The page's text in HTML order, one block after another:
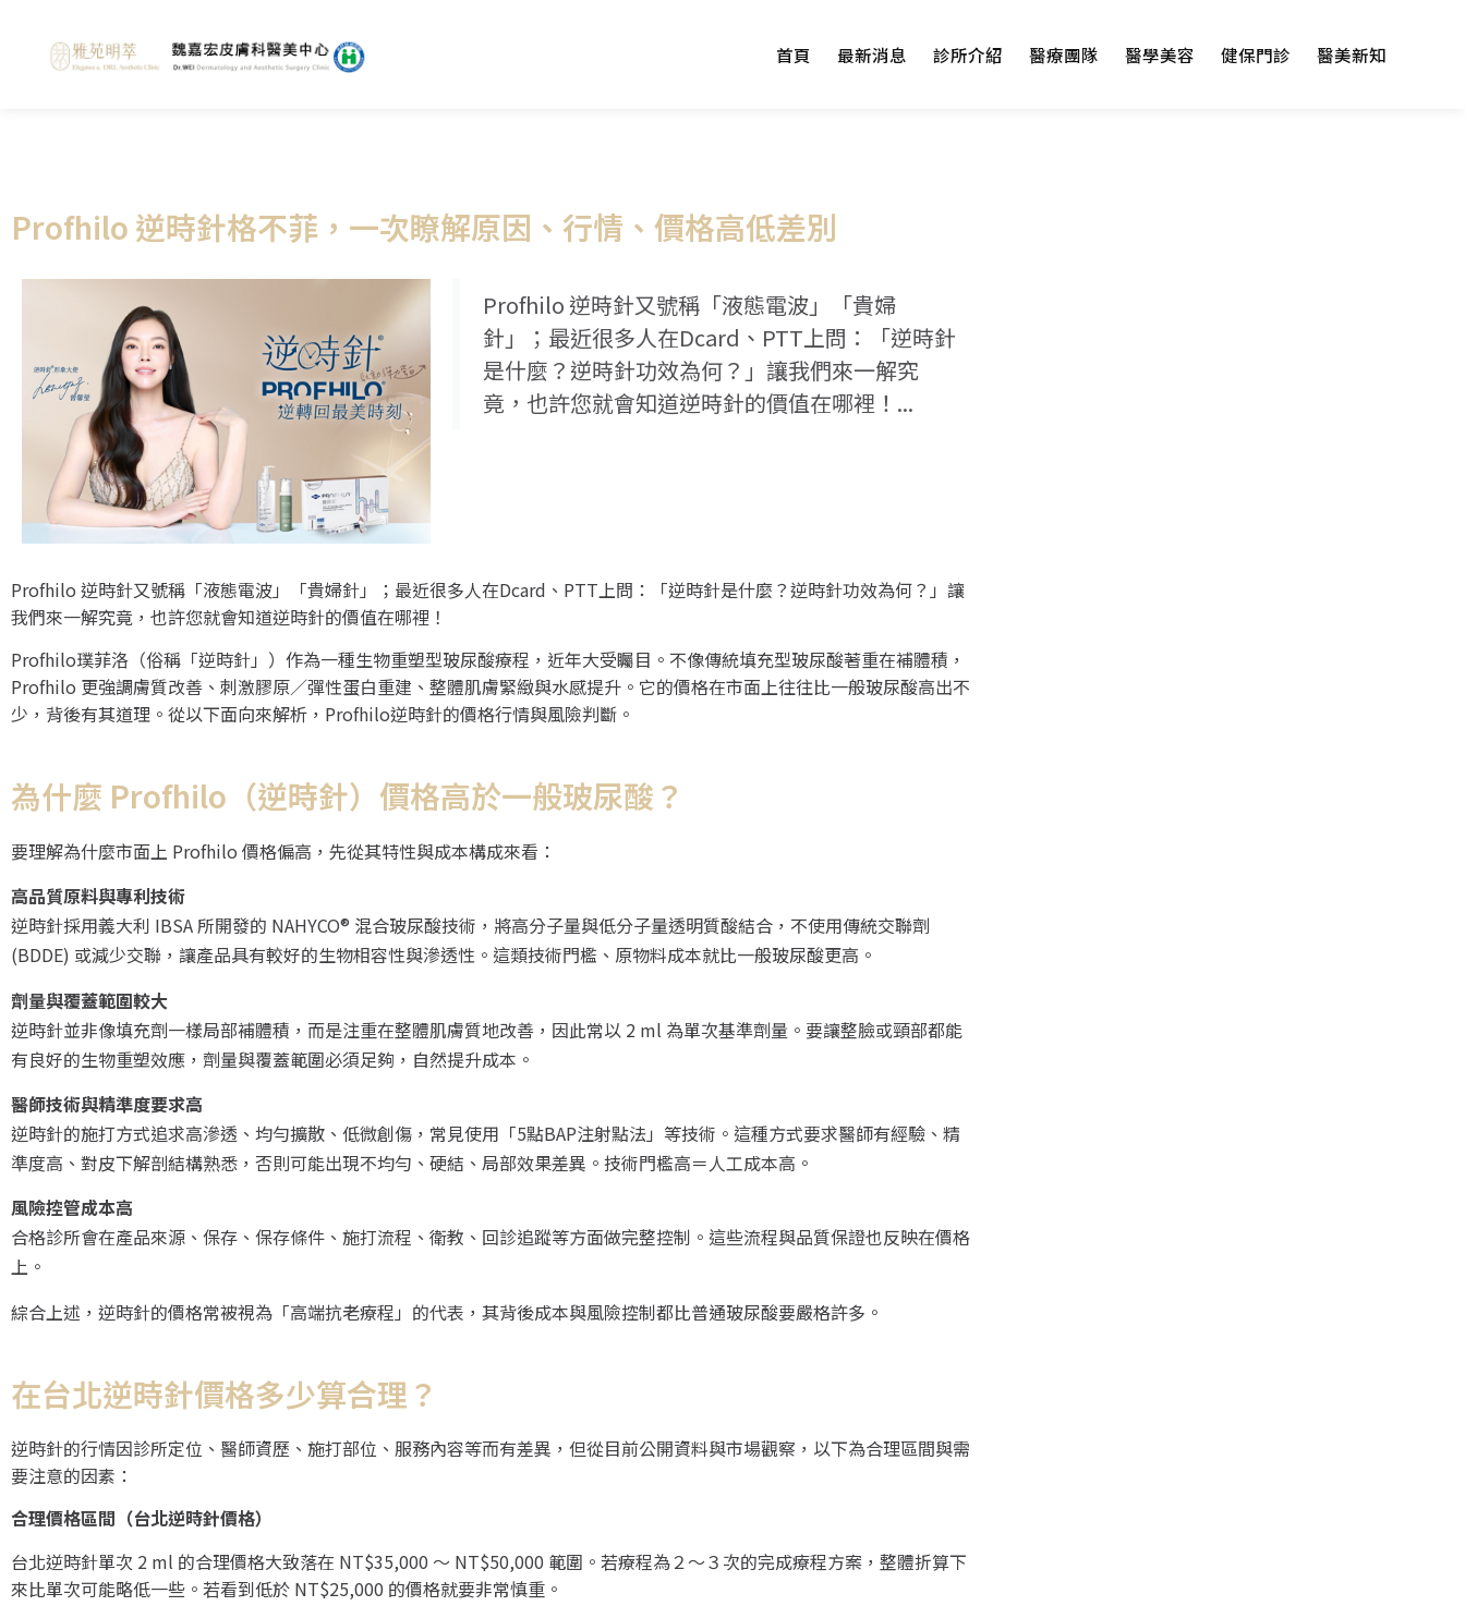
首頁 最新消息 診所介紹 醫療團隊 醫學美容 健保門診 醫美新知
Profhilo 逆時針格不菲，一次瞭解原因、行情、價格高低差別
Profhilo 逆時針又號稱「液態電波」「貴婦
針」；最近很多人在Dcard、PTT上問：「逆時針
是什麼？逆時針功效為何？」讓我們來一解究
竟，也許您就會知道逆時針的價值在哪裡！...
Profhilo 逆時針又號稱「液態電波」「貴婦針」；最近很多人在Dcard、PTT上問：「逆時針是什麼？逆時針功效為何？」讓
我們來一解究竟，也許您就會知道逆時針的價值在哪裡！
Profhilo璞菲洛（俗稱「逆時針」）作為一種生物重塑型玻尿酸療程，近年大受矚目。不像傳統填充型玻尿酸著重在補體積，
Profhilo 更強調膚質改善、刺激膠原／彈性蛋白重建、整體肌膚緊緻與水感提升。它的價格在市面上往往比一般玻尿酸高出不
少，背後有其道理。從以下面向來解析，Profhilo逆時針的價格行情與風險判斷。
為什麼 Profhilo（逆時針）價格高於一般玻尿酸？
要理解為什麼市面上 Profhilo 價格偏高，先從其特性與成本構成來看：
高品質原料與專利技術
逆時針採用義大利 IBSA 所開發的 NAHYCO® 混合玻尿酸技術，將高分子量與低分子量透明質酸結合，不使用傳統交聯劑
(BDDE) 或減少交聯，讓產品具有較好的生物相容性與滲透性。這類技術門檻、原物料成本就比一般玻尿酸更高。
劑量與覆蓋範圍較大
逆時針並非像填充劑一樣局部補體積，而是注重在整體肌膚質地改善，因此常以 2 ml 為單次基準劑量。要讓整臉或頸部都能
有良好的生物重塑效應，劑量與覆蓋範圍必須足夠，自然提升成本。
醫師技術與精準度要求高
逆時針的施打方式追求高滲透、均勻擴散、低微創傷，常見使用「5點BAP注射點法」等技術。這種方式要求醫師有經驗、精
準度高、對皮下解剖結構熟悉，否則可能出現不均勻、硬結、局部效果差異。技術門檻高＝人工成本高。
風險控管成本高
合格診所會在產品來源、保存、保存條件、施打流程、衛教、回診追蹤等方面做完整控制。這些流程與品質保證也反映在價格
上。
綜合上述，逆時針的價格常被視為「高端抗老療程」的代表，其背後成本與風險控制都比普通玻尿酸要嚴格許多。
在台北逆時針價格多少算合理？
逆時針的行情因診所定位、醫師資歷、施打部位、服務內容等而有差異，但從目前公開資料與市場觀察，以下為合理區間與需
要注意的因素：
合理價格區間（台北逆時針價格）
台北逆時針單次 2 ml 的合理價格大致落在 NT$35,000 ～ NT$50,000 範圍。若療程為２～３次的完成療程方案，整體折算下
來比單次可能略低一些。若看到低於 NT$25,000 的價格就要非常慎重。